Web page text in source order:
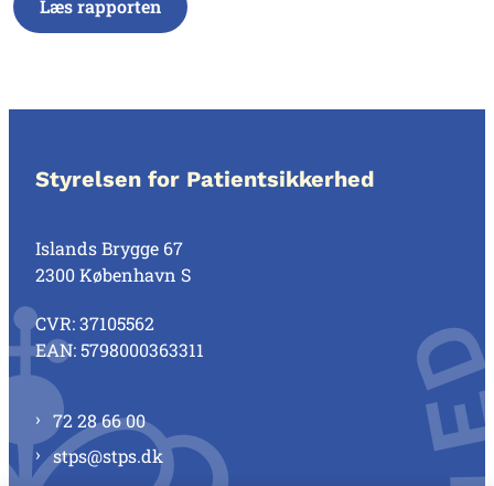
Læs rapporten
Styrelsen for Patientsikkerhed
Islands Brygge 67
2300 København S
CVR: 37105562
EAN: 5798000363311
72 28 66 00
stps@stps.dk